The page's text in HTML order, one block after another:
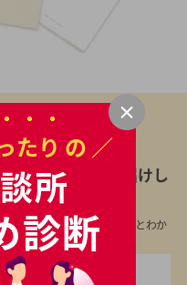
年代に合わせた
ットを無料
でお届けし
談所の資料は、結婚相談所とわか
お送りします
たり の ／
所
診断